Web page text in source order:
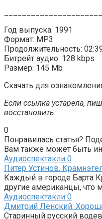
Год выпуска: 1991
Формат: MP3
Продолжительность:
Битрейт аудио: 128 kbps
Размер: 145 Mb
Скачать для
Если ссылка устарела,
восстановить.
0
Понравилась статья?
Вам также может быть
Аудиоспектакли 0
Питер Устинов.
Каждый в городе Барта
другие американцы, что
Аудиоспектакли 0
Дмитрий Ленский.
Старинный русский